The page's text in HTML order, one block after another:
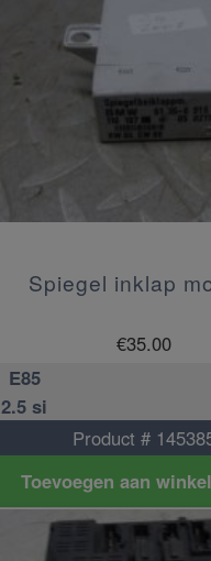
Spiegel inklap
€35.00
E85
2.5 si
Product #
Toevoegen aan